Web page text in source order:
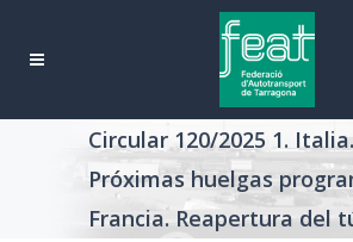
Circular 120/2025 1. Italia.
Próximas huelgas
Francia. Reapertura del